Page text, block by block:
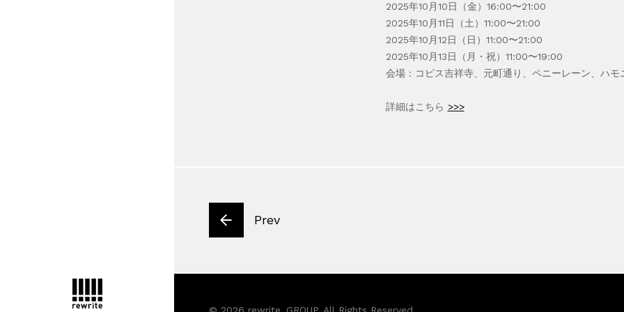
2025年10月10日（金）16:00〜21:00
2025年10月11日（土）11:00〜21:00
2025年10月12日（日）11:00〜21:00
2025年10月13日（月・祝）11:00〜19:00
会場：コピス吉祥寺、元町通り、ペニーレーン、ハモ
詳細はこちら >>>
Prev